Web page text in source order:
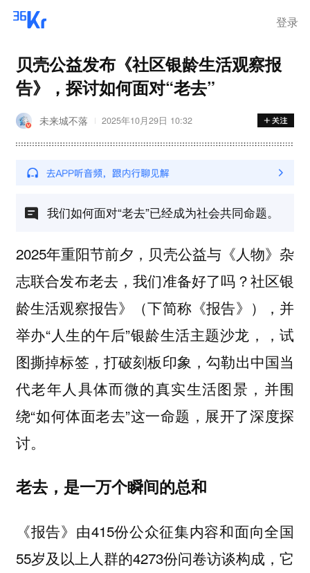
登录
贝壳公益发布《社区银龄生活观察报
告》，探讨如何面对“老去”
未来城不落 2025年10月29日 10:32
我们如何面对“老去”已经成为社会共同命题。
2025年重阳节前夕，贝壳公益与《人物》杂
志联合发布老去，我们准备好了吗？社区银
龄生活观察报告》（下简称《报告》），并
举办“人生的午后”银龄生活主题沙龙，，试
图撕掉标签，打破刻板印象，勾勒出中国当
代老年人具体而微的真实生活图景，并围
绕“如何体面老去”这一命题，展开了深度探
讨。
老去，是一万个瞬间的总和
《报告》由415份公众征集内容和面向全国
55岁及以上人群的4273份问卷访谈构成，它